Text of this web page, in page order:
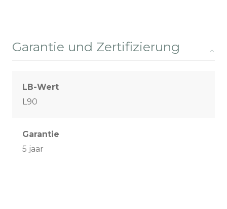
Garantie und Zertifizierung
LB-Wert
L90
Garantie
5 jaar